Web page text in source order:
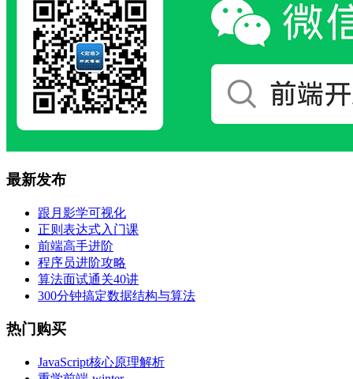
最新发布
跟月影学可视化
正则表达式入门课
前端高手进阶
程序员进阶攻略
算法面试通关40讲
300分钟搞定数据结构与算法
热门购买
JavaScript核心原理解析